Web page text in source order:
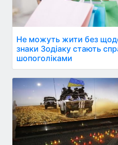
Не можуть жити без
знаки Зодіаку стають
шопоголіками